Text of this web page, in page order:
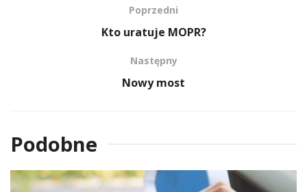
Poprzedni
Kto uratuje MOPR?
Następny
Nowy most
Podobne